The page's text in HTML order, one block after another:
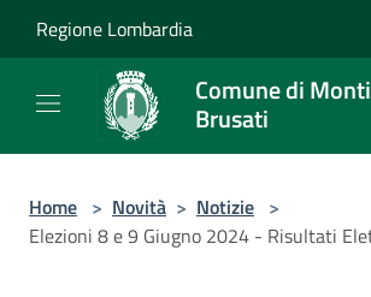
Regione Lombardia
Comune di
Brusati
Home > Novità > Notizie >
Elezioni 8 e 9 Giugno 2024 - Risultati